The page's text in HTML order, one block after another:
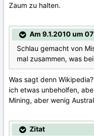
Zaum zu halten.
Am 9.1.2010 um
Schlau gemacht von
mal zusammen, was
Was sagt denn
ich etwas unbeholfen,
Mining, aber wenig
Zitat